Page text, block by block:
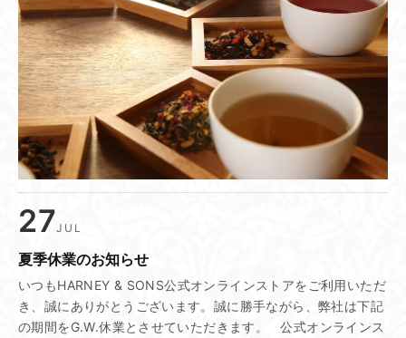
27JUL
夏季休業の​お知らせ
いつもHARNEY & SONS公式オンラインストアをご利用いただ
き、誠にありがとうございます。誠に勝手ながら、弊社は下記
の期間をG.W.休業とさせていただきます。 公式オンラインス